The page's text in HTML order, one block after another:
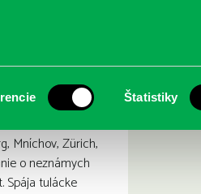
Štatistiky
Mníchov, Zürich,
o neznámych
Spája tulácke